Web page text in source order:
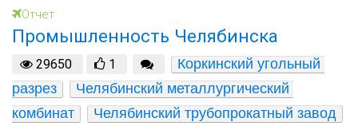
Отчет
Промышленность Челябинска
29650 1
Коркинский угольный
разрез
Челябинский металлургический
комбинат
Челябинский трубопрокатный завод